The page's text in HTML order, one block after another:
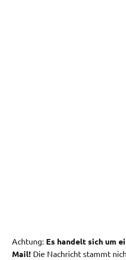
Achtung: Es handelt sich um
Mail! Die Nachricht stammt